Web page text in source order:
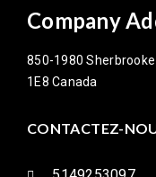
Company
850-1980
1E8 Canada
CONTACTEZ-